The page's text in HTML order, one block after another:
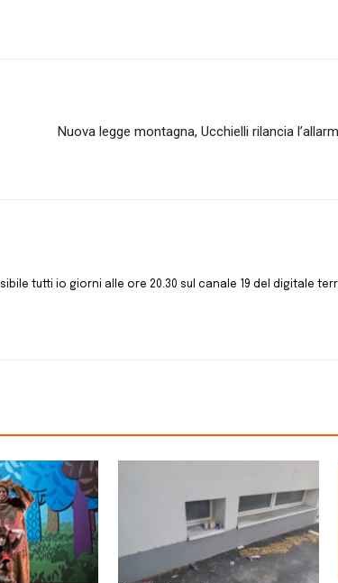
Nuova legge montagna, Ucchielli rilancia
tutti io giorni alle ore 20.30 sul canale 19 del digitale